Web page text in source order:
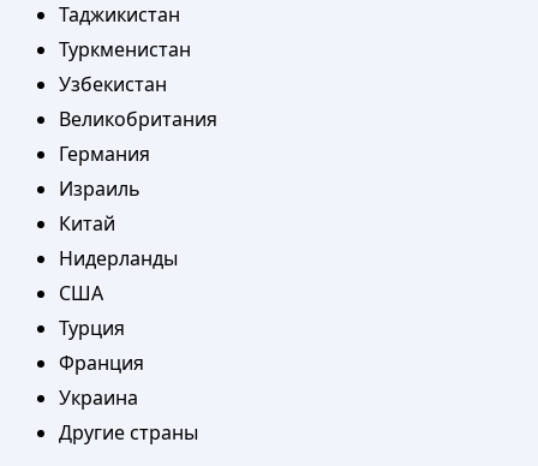
Таджикистан
Туркменистан
Узбекистан
Великобритания
Германия
Израиль
Китай
Нидерланды
США
Турция
Франция
Украина
Другие страны